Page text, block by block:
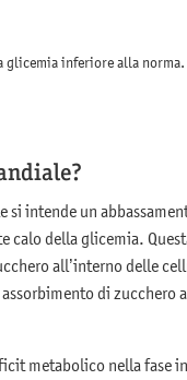
inferiore alla
intende un
calo della glicemia.
all’interno delle
di zucchero
metabolico nella fase